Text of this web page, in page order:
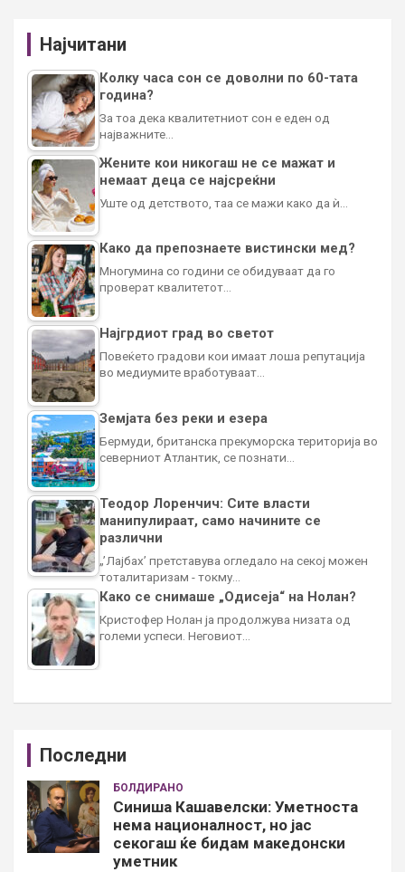
Најчитани
Колку часа сон се доволни по 60-тата
година?
За тоа дека квалитетниот сон е еден од
најважните…
Жените кои никогаш не се мажат и
немаат деца се најсреќни
Уште од детството, таа се мажи како да ѝ…
Како да препознаете вистински мед?
Многумина со години се обидуваат да го
проверат квалитетот…
Најгрдиот град во светот
Повеќето градови кои имаат лоша репутација
во медиумите вработуваат…
Земјата без реки и езера
Бермуди, британска прекуморска територија во
северниот Атлантик, се познати…
Теодор Лоренчич: Сите власти
манипулираат, само начините се
различни
„’Лајбах’ претставува огледало на секој можен
тоталитаризам - токму…
Како се снимаше „Одисеја“ на Нолан?
Кристофер Нолан ја продолжува низата од
големи успеси. Неговиот…
Последни
БОЛДИРАНО
Синиша Кашавелски: Уметноста
нема националност, но јас
секогаш ќе бидам македонски
уметник